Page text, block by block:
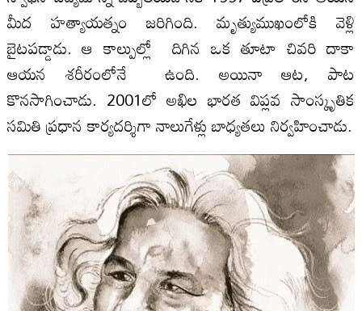
మీద హత్యాయత్నం జరిగింది. మృత్యుముఖంలోకి వెళ్లి
బైటపడ్డాడు. ఆ కాల్పుల్లో దిగిన ఒక తూటా చివరి దాకా
ఆయన శరీరంలోనే ఉంది. అయినా ఆట, పాట
కొనసాగించాడు. 2001లో అఖిల భారత విప్లవ సాంస్కృతిక
సమితి ప్రధాన కార్యదర్శిగా నాలుగేళ్లు బాధ్యతలు నిర్వహించాడు.